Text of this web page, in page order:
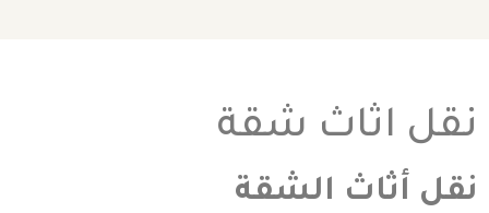
نقل اثاث شقة
نقل أثاث الشقة